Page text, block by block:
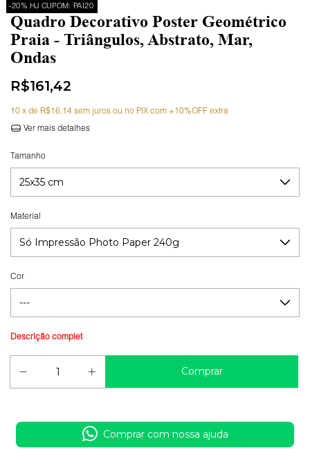
-20% HJ CUPOM: PAI20
Quadro Decorativo Poster Geométrico
Praia - Triângulos, Abstrato, Mar,
Ondas
R$161,42
10 x de R$16,14 sem juros
Ver mais detalhes
Tamanho
Material
Cor
Comprar com nossa ajuda